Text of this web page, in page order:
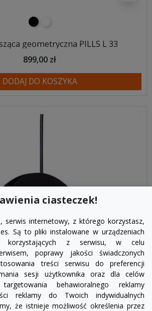
czarny
geometryczna PILLS L 33
899,00 zł
DODAJ DO KOSZYKA
visibility
ciasteczek!
serwis internetowy, z którego korzystasz,
Są to pliki instalowane w urządzeniach
korzystających z serwisu, w celu
poprawy jakości świadczonych
treści serwisu do preferencji
sesji użytkownika oraz dla celów
behawioralnego reklamy
reklamy do Twoich indywidualnych
że istnieje możliwość określenia przez